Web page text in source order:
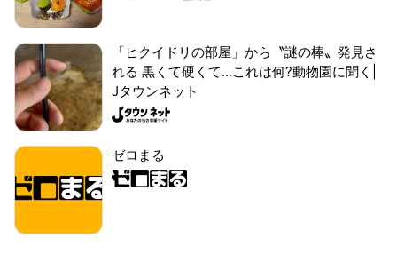
「ヒクイドリの部屋」から〝謎の棒〟発見さ
れる 黒くて硬くて...これは何?動物園に聞く|
Jタウンネット
ゼロまる